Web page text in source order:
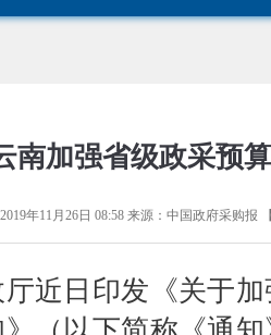
南加强省级政采预
2019年11月26日 08:58来源： 中国政府采购报
近日印发《关于